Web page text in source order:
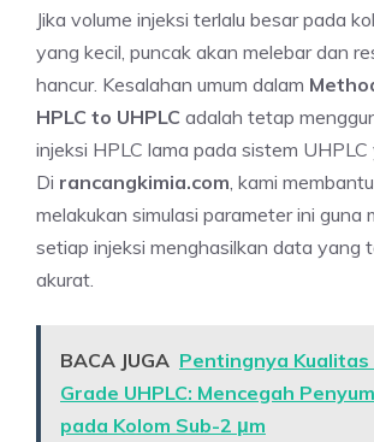
Jika volume injeksi terlalu besar pada
yang kecil, puncak akan melebar dan
hancur. Kesalahan umum dalam
HPLC to UHPLC adalah tetap
injeksi HPLC lama pada sistem
Di rancangkimia.com , kami
melakukan simulasi parameter ini guna
setiap injeksi menghasilkan data yang
akurat.
BACA JUGA Pentingnya
Grade UHPLC: Mencegah
pada Kolom Sub-2 μm